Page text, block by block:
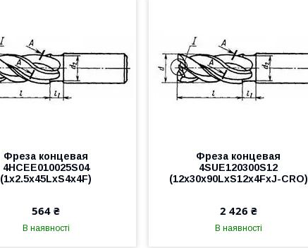
Фреза концевая
4HCEE010025S04
(1x2.5x45LxS4x4F)
564 ₴
В наявності
Фреза концевая
4SUE120300S12
(12x30x90LxS12x4FxJ-CRO)
2 426 ₴
В наявності